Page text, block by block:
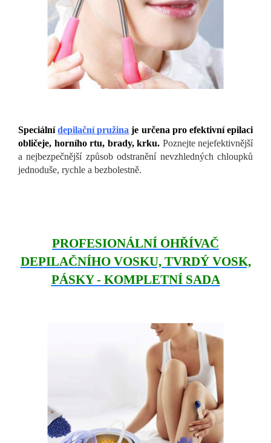
Speciálnídepilační pružina je určena pro efektivní epilaci
obličeje, horního rtu, brady, krku. Poznejte nejefektivnější
a nejbezpečnější způsob odstranění nevzhledných chloupků
jednoduše, rychle a bezbolestně.
PROFESIONÁLNÍ OHŘÍVAČ
DEPILAČNÍHO VOSKU, TVRDÝ VOSK,
PÁSKY - KOMPLETNÍ SADA